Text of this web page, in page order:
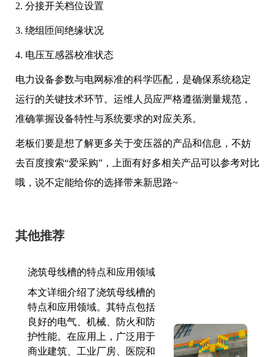
2. 分接开关档位设置
3. 绕组匝间绝缘状况
4. 电压互感器校准状态
电力设备参数与电网标准的科学匹配，是确保系统稳定
运行的关键技术环节。运维人员应严格遵循测量规范，
准确掌握设备特性与系统要求的对应关系。
老板们要是想了解更多关于变压器的产品和信息，不妨
去百度搜索“爱采购”，上面有好多相关产品可以参考对比
哦，说不定能给你的选择带来新思路~
其他推荐
浇筑母线槽的特点和应用领域
本文详细介绍了浇筑母线槽的
特点和应用领域。其特点包括
良好的电气、机械、防火和防
护性能。在应用上，广泛用于
商业建筑、工业厂房、医院和